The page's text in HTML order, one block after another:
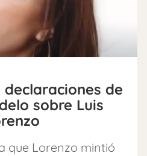
de
sobre Luis
que Lorenzo mintió